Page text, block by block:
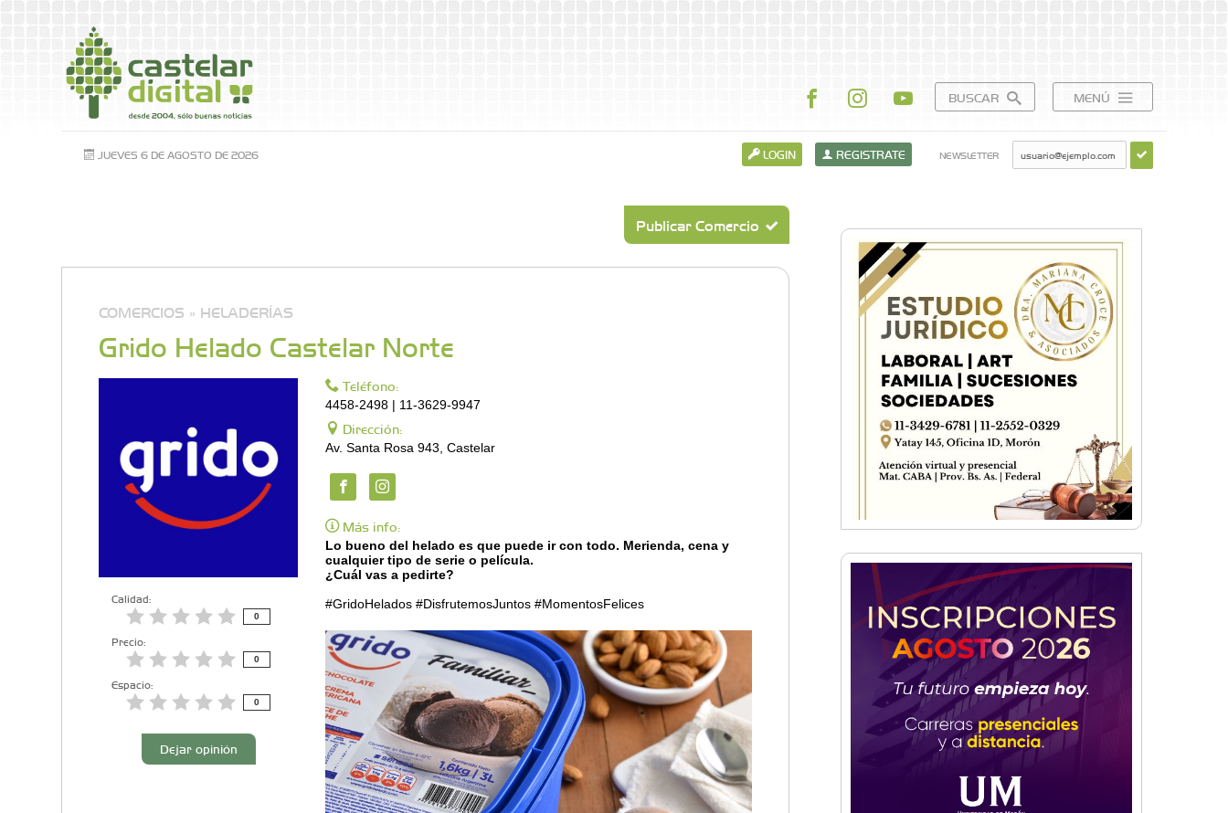
BUSCAR MENÚ
JUEVES 6 DE AGOSTO DE 2026 LOGIN REGISTRATE NEWSLETTER
Publicar Comercio
COMERCIOS » HELADERÍAS
Grido Helado Castelar Norte
Calidad:
0
Precio:
0
Espacio:
0
Dejar opinión
Teléfono:
4458-2498 | 11-3629-9947
Dirección:
Av. Santa Rosa 943, Castelar
Más info:
Lo bueno del helado es que puede ir con todo. Merienda, cena y
cualquier tipo de serie o película.
¿Cuál vas a pedirte?
#GridoHelados​ #DisfrutemosJuntos​ #MomentosFelices